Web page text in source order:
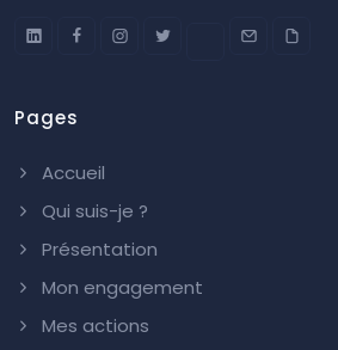
Pages
Accueil
Qui suis-je ?
Présentation
Mon engagement
Mes actions